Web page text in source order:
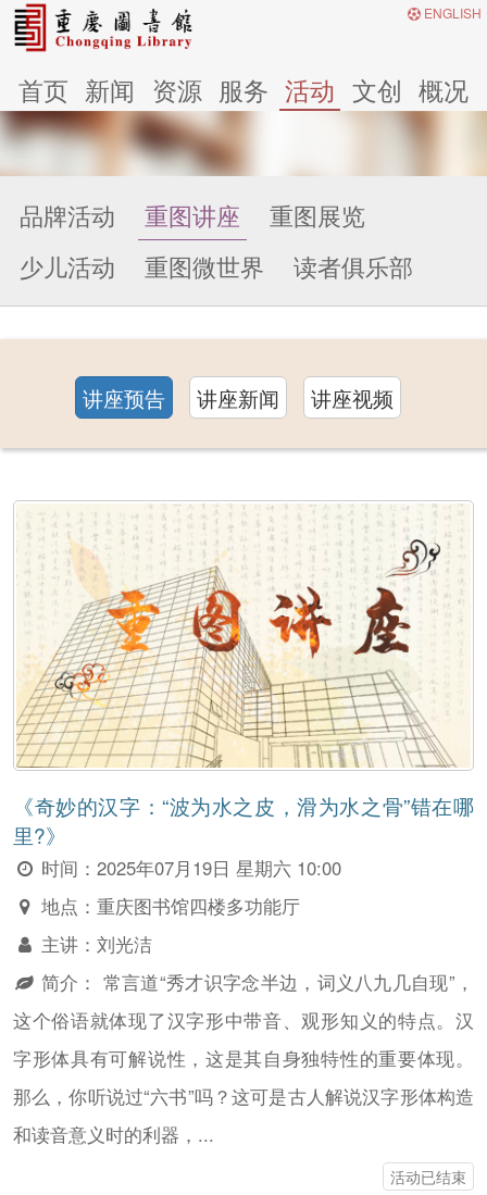
ENGLISH
首页 新闻 资源 服务 活动 文创 概况
品牌活动 重图讲座
重图展览
少儿活动
重图微世界 读者俱乐部
讲座预告 讲座新闻 讲座视频
《奇妙的汉字：“波为水之皮，滑为水之骨”错在哪
里?》
时间：2025年07月19日 星期六 10:00
地点：重庆图书馆四楼多功能厅
主讲：刘光洁
简介： 常言道“秀才识字念半边，词义八九几自现”，
这个俗语就体现了汉字形中带音、观形知义的特点。汉
字形体具有可解说性，这是其自身独特性的重要体现。
那么，你听说过“六书”吗？这可是古人解说汉字形体构造
和读音意义时的利器，...
活动已结束